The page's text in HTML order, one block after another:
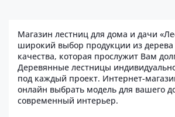
Магазин лестниц для дома и дачи
широкий выбор продукции из дерева
качества, которая прослужит Вам
Деревянные лестницы
под каждый проект. Интернет-
онлайн выбрать модель для вашего
современный интерьер.